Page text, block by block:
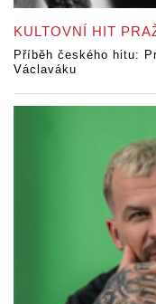
KULTOVNÍ HIT
Příběh českého hitu:
Václaváku